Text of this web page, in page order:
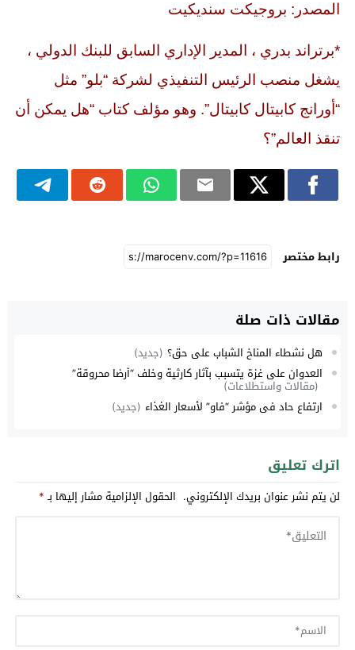
المصدر: بروجيكت سنديكيت
*برتراند بدري ، المدير الإداري السابق للبنك الدولي ،
يشغل منصب الرئيس التنفيذي لشركة “بلو” مثل
“أورانج كابيتال كابيتال”. وهو مؤلف كتاب “هل يمكن أن
تنقذ العالم”؟
رابط مختصر
مقالات ذات صلة
هل نشطاء المناخ الشباب على حق؟ (جديد)
العدوان على غزة يتسبب بآثار كارثية وخلف “أرضا محروقة”
(مقالات واستطلاعات)
ارتفاع حاد في مؤشر “فاو” لأسعار الغذاء (جديد)
اترك تعليق
لن يتم نشر عنوان بريدك الإلكتروني. الحقول الإلزامية مشار إليها بـ*